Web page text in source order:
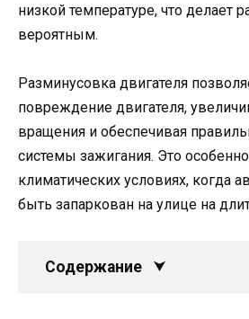
низкой температуре, что делает
вероятным.
Разминусовка двигателя
повреждение двигателя,
вращения и обеспечивая
системы зажигания. Это
климатических условиях, когда
быть запаркован на улице на
Содержание